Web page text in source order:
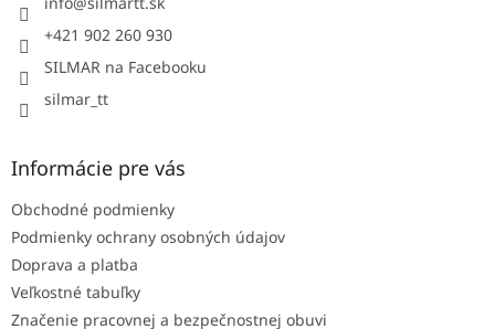
+421 902 260 930
SILMAR na Facebooku
silmar_tt
Informácie pre vás
Obchodné podmienky
Podmienky ochrany osobných údajov
Doprava a platba
Veľkostné tabuľky
Značenie pracovnej a bezpečnostnej obuvi